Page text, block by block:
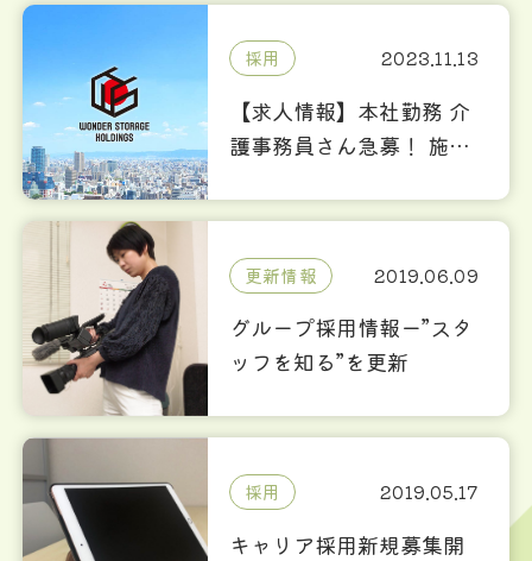
採用 2023.11.13
【求人情報】本社勤務 介
護事務員さん急募！ 施設
増員募集します！！ なか
♪更新情報 2019.06.09
グループ採用情報ー”スタ
ッフを知る”を更新
採用 2019.05.17
キャリア採用新規募集開